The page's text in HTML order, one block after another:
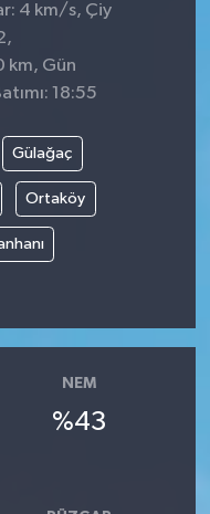
4 km/s, Çiy
km, Gün
18:55
Gülağaç
Ortaköy
NEM
%43